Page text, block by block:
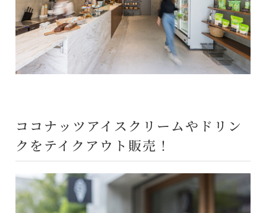
ココナッツアイスクリームやドリン
クをテイクアウト販売！